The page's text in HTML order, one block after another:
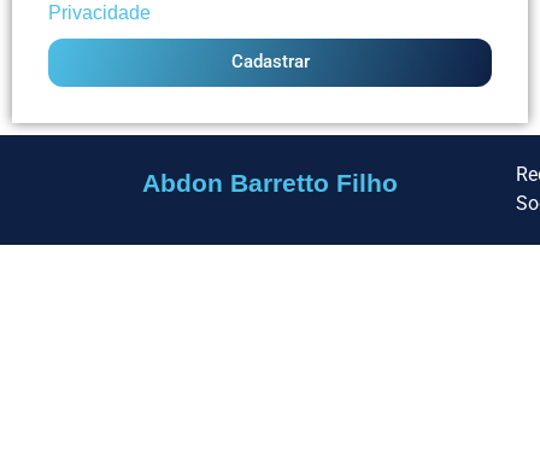
Privacidade
Cadastrar
Abdon Barretto Filho